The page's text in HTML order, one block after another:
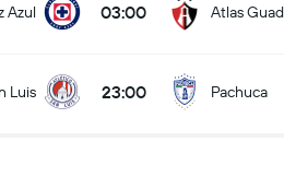
Azul 03:00 Atlas
Luis 23:00 Pachuca